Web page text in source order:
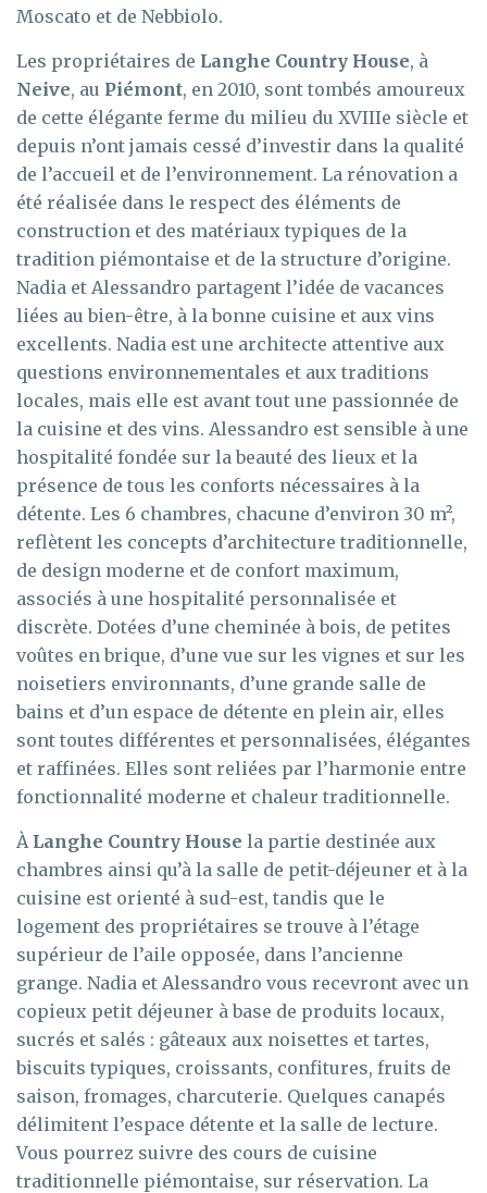
Moscato et de Nebbiolo.
Les propriétaires de Langhe Country House, à
Neive, au Piémont, en 2010, sont tombés amoureux
de cette élégante ferme du milieu du XVIIIe siècle et
depuis n’ont jamais cessé d’investir dans la qualité
de l’accueil et de l’environnement. La rénovation a
été réalisée dans le respect des éléments de
construction et des matériaux typiques de la
tradition piémontaise et de la structure d’origine.
Nadia et Alessandro partagent l’idée de vacances
liées au bien-être, à la bonne cuisine et aux vins
excellents. Nadia est une architecte attentive aux
questions environnementales et aux traditions
locales, mais elle est avant tout une passionnée de
la cuisine et des vins. Alessandro est sensible à une
hospitalité fondée sur la beauté des lieux et la
présence de tous les conforts nécessaires à la
détente. Les 6 chambres, chacune d’environ 30 m²,
reflètent les concepts d’architecture traditionnelle,
de design moderne et de confort maximum,
associés à une hospitalité personnalisée et
discrète. Dotées d’une cheminée à bois, de petites
voûtes en brique, d’une vue sur les vignes et sur les
noisetiers environnants, d’une grande salle de
bains et d’un espace de détente en plein air, elles
sont toutes différentes et personnalisées, élégantes
et raffinées. Elles sont reliées par l’harmonie entre
fonctionnalité moderne et chaleur traditionnelle.
À Langhe Country House la partie destinée aux
chambres ainsi qu’à la salle de petit-déjeuner et à la
cuisine est orienté à sud-est, tandis que le
logement des propriétaires se trouve à l’étage
supérieur de l’aile opposée, dans l’ancienne
grange. Nadia et Alessandro vous recevront avec un
copieux petit déjeuner à base de produits locaux,
sucrés et salés : gâteaux aux noisettes et tartes,
biscuits typiques, croissants, confitures, fruits de
saison, fromages, charcuterie. Quelques canapés
délimitent l’espace détente et la salle de lecture.
Vous pourrez suivre des cours de cuisine
traditionnelle piémontaise, sur réservation. La